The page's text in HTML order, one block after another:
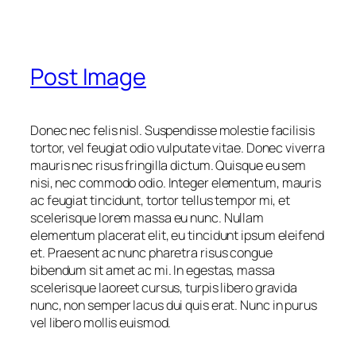
Post Image
Donec nec felis nisl. Suspendisse molestie facilisis
tortor, vel feugiat odio vulputate vitae. Donec viverra
mauris nec risus fringilla dictum. Quisque eu sem
nisi, nec commodo odio. Integer elementum, mauris
ac feugiat tincidunt, tortor tellus tempor mi, et
scelerisque lorem massa eu nunc. Nullam
elementum placerat elit, eu tincidunt ipsum eleifend
et. Praesent ac nunc pharetra risus congue
bibendum sit amet ac mi. In egestas, massa
scelerisque laoreet cursus, turpis libero gravida
nunc, non semper lacus dui quis erat. Nunc in purus
vel libero mollis euismod.